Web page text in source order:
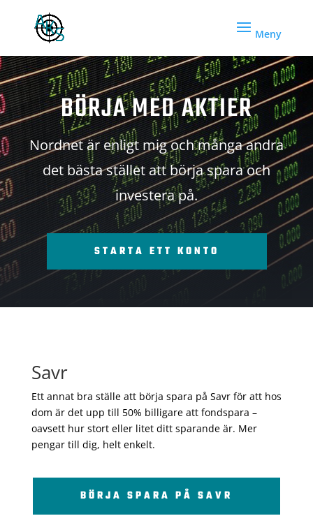
BÖRJA MED AKTIER
Nordnet är enligt mig och många andra
det bästa stället att börja spara och
investera på.
STARTA ETT KONTO
Savr
Ett annat bra ställe att börja spara på Savr för att hos
dom är det upp till 50% billigare att fondspara –
oavsett hur stort eller litet ditt sparande är. Mer
pengar till dig, helt enkelt.
BÖRJA SPARA PÅ SAVR